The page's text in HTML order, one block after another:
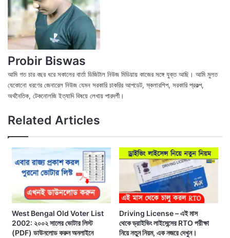
Probir Biswas
আমি গত চার বছর ধরে সকালের বার্তা ডিজিটাল নিউজ মিডিয়ায় কাজের সঙ্গে যুক্ত আছি। আমি মুলত
যেকোনো ধরণের জেনারেল নিউজ যেমন সরকারি চাকরির আপডেট, স্কলারশিপ, সরকারি প্রকল্প,
অর্থনৈতিক, টেকনোলজি ইত্যাদি বিষয়ে লেখায় পারদর্শী।
Related Articles
West Bengal Old Voter List
2002: ২০০২ সালের ভোটার লিস্ট
(PDF) ডাউনলোড করুন অনলাইনে
Driving License – এই মাস
থেকে ড্রাইভিং লাইসেন্সের RTO পরীক্ষা
নিয়ে নতুন নিয়ম, এক নজরে দেখুন।